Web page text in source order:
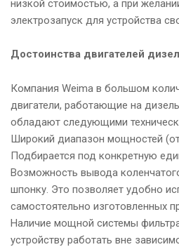
низкой стоимостью, а при
электрозапуск для устройства
Достоинства двигателей
Компания Weima в большом
двигатели, работающие на
обладают следующими
Широкий диапазон мощностей
Подбирается под конкретную
Возможность вывода
шпонку. Это позволяет удобно
самостоятельно изготовленных
Наличие мощной системы
устройству работать вне